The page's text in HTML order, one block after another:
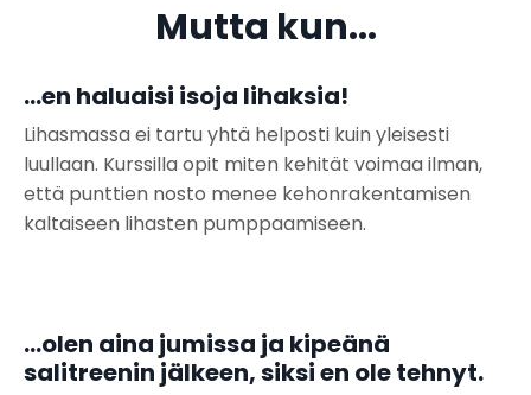
Mutta kun...
...en haluaisi isoja lihaksia!
Lihasmassa ei tartu yhtä helposti kuin yleisesti
luullaan. Kurssilla opit miten kehität voimaa ilman,
että punttien nosto menee kehonrakentamisen
kaltaiseen lihasten pumppaamiseen.
...olen aina jumissa ja kipeänä
salitreenin jälkeen, siksi en ole tehnyt.